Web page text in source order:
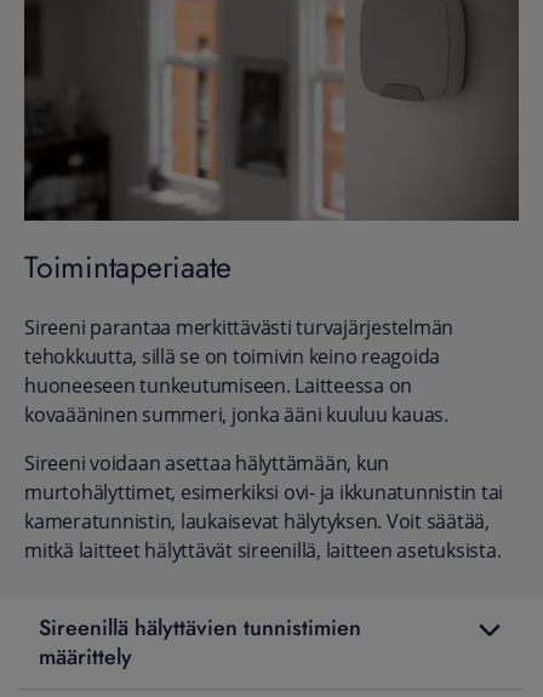
Toimintaperiaate
Sireeni parantaa merkittävästi turvajärjestelmän
tehokkuutta, sillä se on toimivin keino reagoida
huoneeseen tunkeutumiseen. Laitteessa on
kovaääninen summeri, jonka ääni kuuluu kauas.
Sireeni voidaan asettaa hälyttämään, kun
murtohälyttimet, esimerkiksi ovi- ja ikkunatunnistin tai
kameratunnistin, laukaisevat hälytyksen. Voit säätää,
mitkä laitteet hälyttävät sireenillä, laitteen asetuksista.
Sireenillä hälyttävien tunnistimien
määrittely